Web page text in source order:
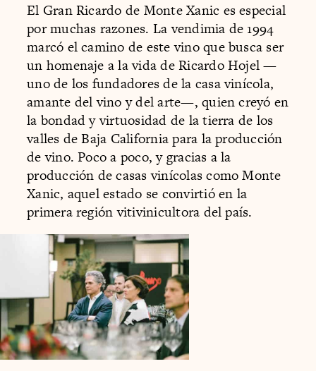
El Gran Ricardo de Monte Xanic es especial
por muchas razones. La vendimia de 1994
marcó el camino de este vino que busca ser
un homenaje a la vida de Ricardo Hojel —
uno de los fundadores de la casa vinícola,
amante del vino y del arte—, quien creyó en
la bondad y virtuosidad de la tierra de los
valles de Baja California para la producción
de vino. Poco a poco, y gracias a la
producción de casas vinícolas como Monte
Xanic, aquel estado se convirtió en la
primera región vitivinicultora del país.